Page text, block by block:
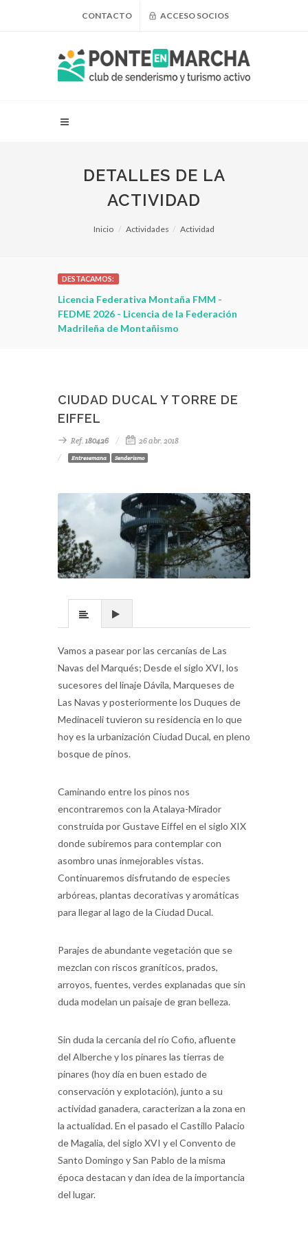
CONTACTO ACCESO SOCIOS
DETALLES DE LA
ACTIVIDAD
Inicio Actividades Actividad
DESTACAMOS:
Licencia Federativa Montaña FMM -
FEDME 2026 - Licencia de la Federación
Madrileña de Montañismo
CIUDAD DUCAL Y TORRE DE
EIFFEL
Ref. 180426 26 abr. 2018
Entresemana Senderismo
Vamos a pasear por las cercanías de Las
Navas del Marqués; Desde el siglo XVI, los
sucesores del linaje Dávila, Marqueses de
Las Navas y posteriormente los Duques de
Medinaceli tuvieron su residencia en lo que
hoy es la urbanización Ciudad Ducal, en pleno
bosque de pinos.
Caminando entre los pinos nos
encontraremos con la Atalaya-Mirador
construida por Gustave Eiffel en el siglo XIX
donde subiremos para contemplar con
asombro unas inmejorables vistas.
Continuaremos disfrutando de especies
arbóreas, plantas decorativas y aromáticas
para llegar al lago de la Ciudad Ducal.
Parajes de abundante vegetación que se
mezclan con riscos graníticos, prados,
arroyos, fuentes, verdes explanadas que sin
duda modelan un paisaje de gran belleza.
Sin duda la cercanía del río Cofio, afluente
del Alberche y los pinares las tierras de
pinares (hoy día en buen estado de
conservación y explotación), junto a su
actividad ganadera, caracterizan a la zona en
la actualidad. En el pasado el Castillo Palacio
de Magalia, del siglo XVI y el Convento de
Santo Domingo y San Pablo de la misma
época destacan y dan idea de la importancia
del lugar.